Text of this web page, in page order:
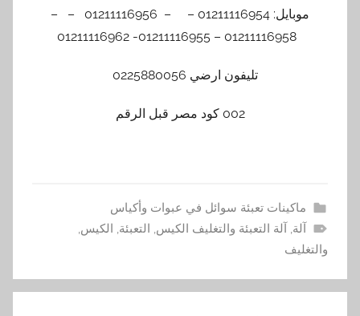
موبايل: 01211116954 – – 01211116956 – –
تليفون ارضي 0225880056
002 كود مصر قبل الرقم
ماكينات تعبئة سوائل في عبوات وأكياس
آلة, آلة التعبئة والتغليف الكيس, التعبئة, الكيس,
والتغليف